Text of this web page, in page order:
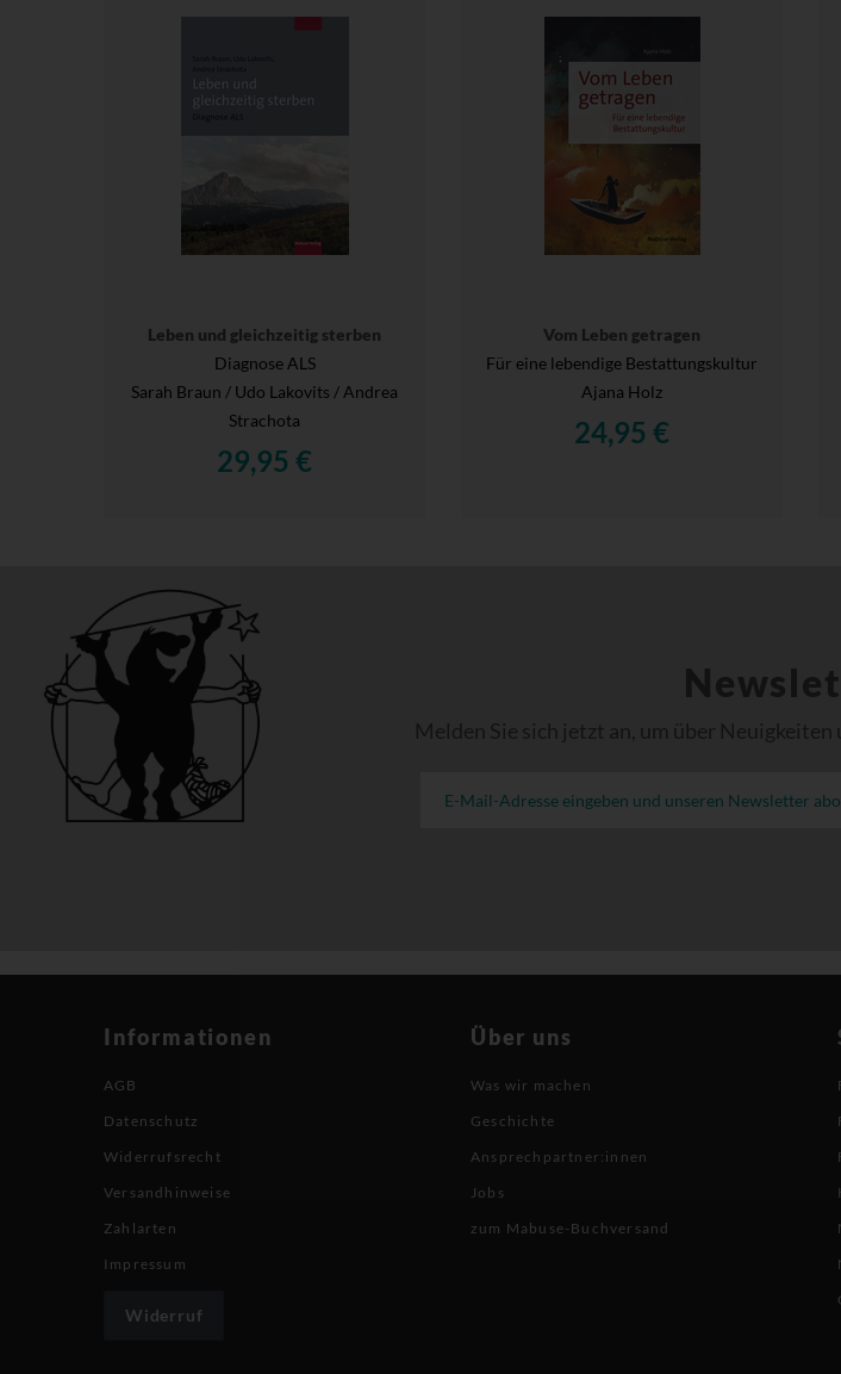
Leben und gleichzeitig sterben
Diagnose ALS
Sarah Braun / Udo Lakovits / Andrea
Strachota
29,95 €
Vom Leben getragen
Für eine lebendige Bestattungskultur
Ajana Holz
24,95 €
Melden Sie sich jetzt an, um über
Informationen
AGB
Datenschutz
Widerrufsrecht
Versandhinweise
Zahlarten
Impressum
Widerruf
Über uns
Was wir machen
Geschichte
Ansprechpartner:innen
Jobs
zum Mabuse-Buchversand